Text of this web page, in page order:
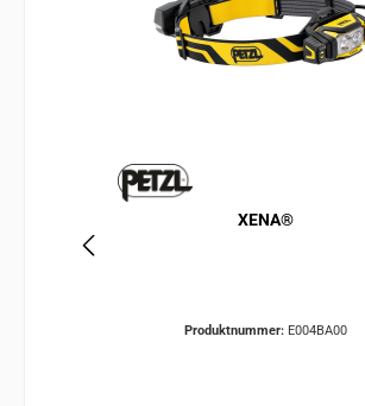
XENA®
Produktnummer: E004BA00